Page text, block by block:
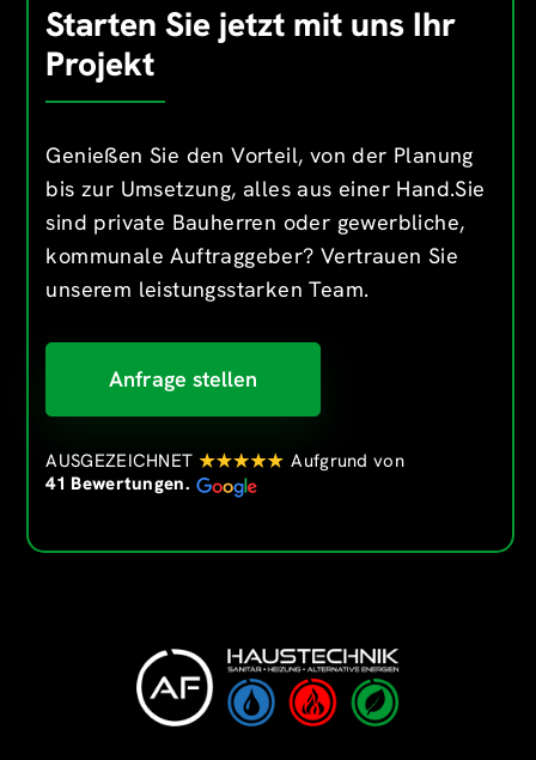
Starten Sie jetzt mit uns Ihr
Projekt
Genießen Sie den Vorteil, von der Planung
bis zur Umsetzung, alles aus einer Hand.Sie
sind private Bauherren oder gewerbliche,
kommunale Auftraggeber? Vertrauen Sie
unserem leistungsstarken Team.
Anfrage stellen
AUSGEZEICHNET
Aufgrund von
41 Bewertungen.